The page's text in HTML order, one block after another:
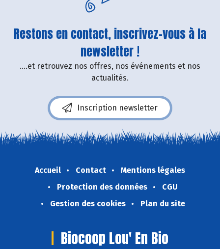
Restons en contact, inscrivez-vous à la
newsletter !
....et retrouvez nos offres, nos événements et nos
actualités.
Inscription newsletter
Accueil Contact
Mentions légales
Protection des données
CGU
Gestion des cookies
Plan du site
Biocoop Lou' En Bio